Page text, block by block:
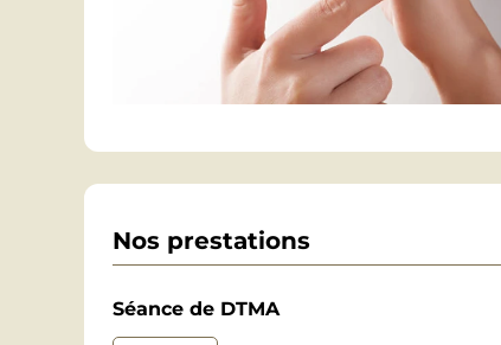
Nos prestations
Séance de DTMA